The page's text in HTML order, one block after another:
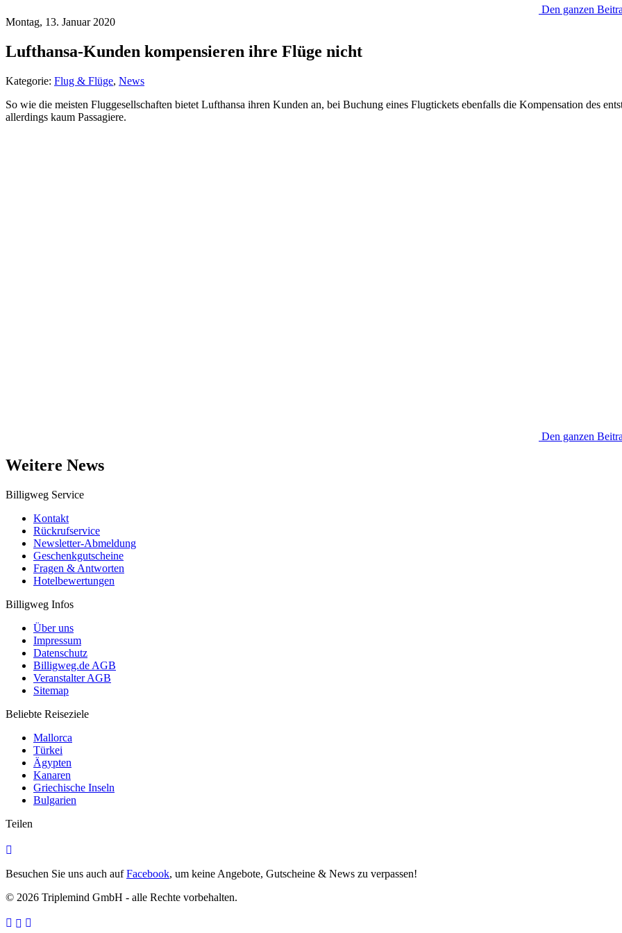
Den ganzen
Montag, 13. Januar 2020
Lufthansa-Kunden kompensieren ihre Flüge nicht
Kategorie: Flug & Flüge, News
So wie die meisten Fluggesellschaften bietet Lufthansa ihren Kunden an, bei Buchung eines Flugtickets ebenfalls die Kompensation des
allerdings kaum Passagiere.
Den ganzen
Weitere News
Billigweg Service
Kontakt
Rückrufservice
Newsletter-Abmeldung
Geschenkgutscheine
Fragen & Antworten
Hotelbewertungen
Billigweg Infos
Über uns
Impressum
Datenschutz
Billigweg.de AGB
Veranstalter AGB
Sitemap
Beliebte Reiseziele
Mallorca
Türkei
Ägypten
Kanaren
Griechische Inseln
Bulgarien
Teilen
Besuchen Sie uns auch aufFacebook, um keine Angebote, Gutscheine & News zu verpassen!
© 2026 Triplemind GmbH - alle Rechte vorbehalten.